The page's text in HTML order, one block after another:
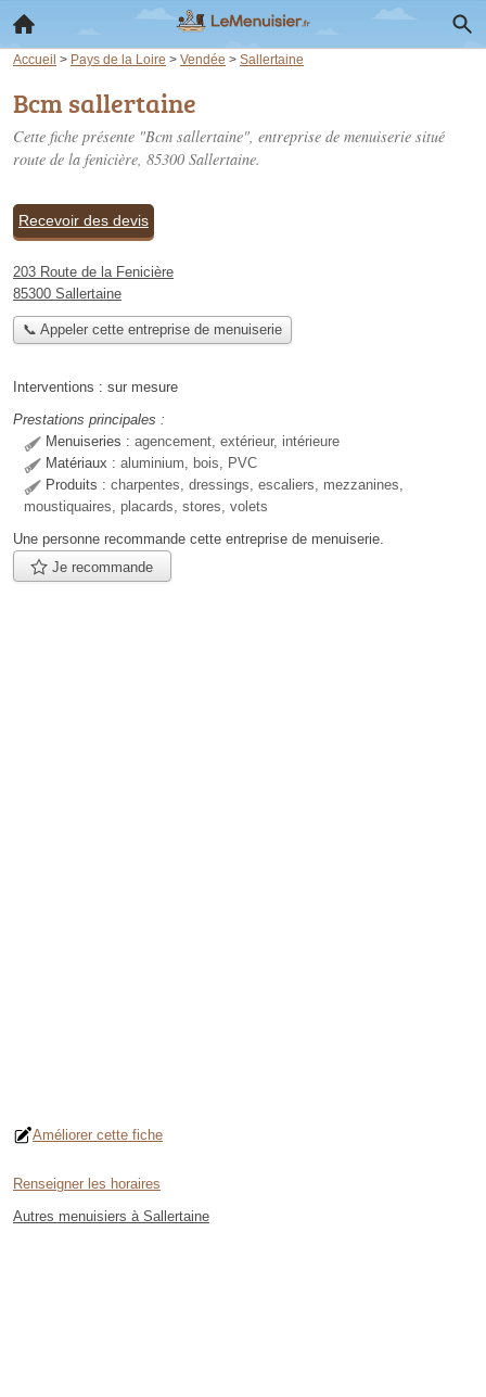
Accueil > Pays de la Loire > Vendée > Sallertaine
Bcm sallertaine
Cette fiche présente "Bcm sallertaine", entreprise de menuiserie situé
route de la fenicière, 85300 Sallertaine.
Recevoir des devis
203 Route de la Fenicière
85300 Sallertaine
📞 Appeler cette entreprise de menuiserie
Interventions : sur mesure
Prestations principales :
Menuiseries : agencement, extérieur, intérieure
Matériaux : aluminium, bois, PVC
Produits : charpentes, dressings, escaliers, mezzanines,
moustiquaires, placards, stores, volets
Une personne recommande cette entreprise de menuiserie.
Je recommande
Améliorer cette fiche
Renseigner les horaires
Autres menuisiers à Sallertaine